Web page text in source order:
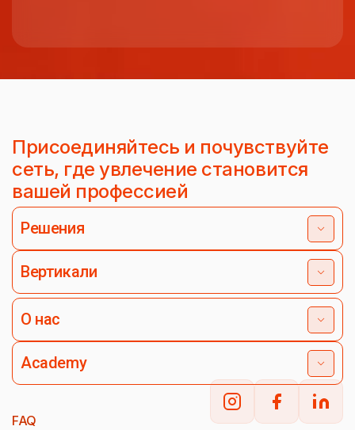
Присоединяйтесь и почувствуйте
сеть, где увлечение становится
вашей профессией
Решения
Вертикали
О нас
Academy
FAQ